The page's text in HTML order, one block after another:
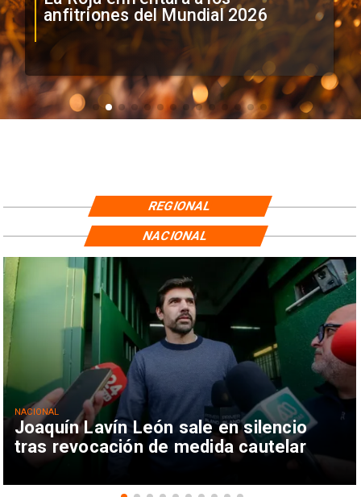
anfitriones del Mundial 2026
REGIONAL
Joaquín Lavín León sale en silencio
tras revocación de medida cautelar
NACIONAL
NACIONAL